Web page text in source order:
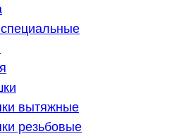
вытяжные
резьбовые